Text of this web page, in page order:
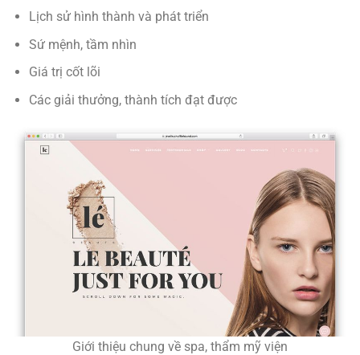
Lịch sử hình thành và phát triển
Sứ mệnh, tầm nhìn
Giá trị cốt lõi
Các giải thưởng, thành tích đạt được
Giới thiệu chung về spa, thẩm mỹ viện